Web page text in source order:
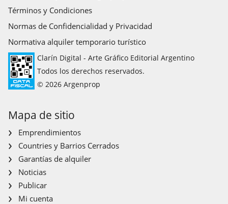
Términos y Condiciones
Normas de Confidencialidad y Privacidad
Normativa alquiler temporario turístico
Clarín Digital - Arte Gráfico Editorial Argentino
Todos los derechos reservados.
© 2026 Argenprop
Mapa de sitio
Emprendimientos
Countries y Barrios Cerrados
Garantías de alquiler
Noticias
Publicar
Mi cuenta